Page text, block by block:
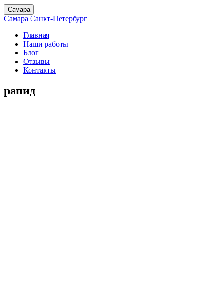
Самара
Самара Санкт-Петербург
Главная
Наши работы
Блог
Отзывы
Контакты
рапид